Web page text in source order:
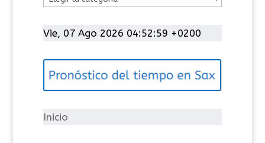
t
g
í
Vie, 07 Ago 2026 04:52:59 +0200
Inicio